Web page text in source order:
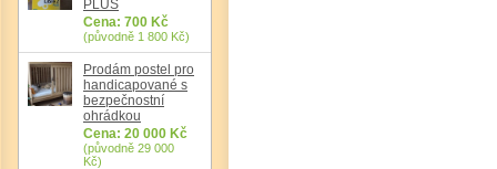
PLUS
Cena: 700 Kč
(původně 1 800 Kč)
Prodám postel pro
handicapované s
bezpečnostní
ohrádkou
Cena: 20 000 Kč
(původně 29 000
Kč)